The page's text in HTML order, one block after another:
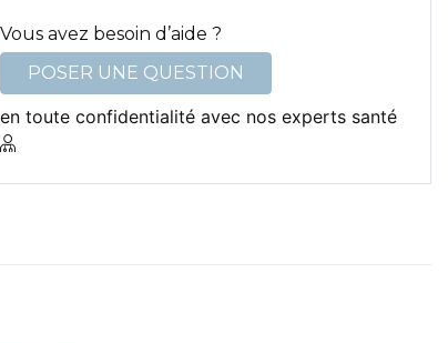
Vous avez besoin d’aide ?
POSER UNE QUESTION
en toute confidentialité avec nos experts santé